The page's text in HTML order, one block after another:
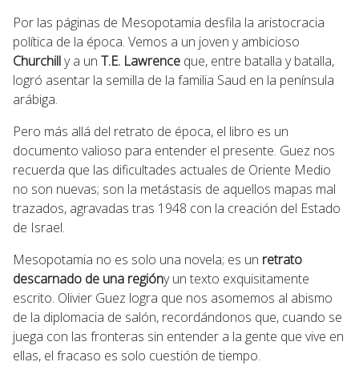
Por las páginas de Mesopotamia desfila la aristocracia
política de la época. Vemos a un joven y ambicioso
Churchilly a un T.E. Lawrence que, entre batalla y batalla,
logró asentar la semilla de la familia Saud en la península
arábiga.
Pero más allá del retrato de época, el libro es un
documento valioso para entender el presente. Guez nos
recuerda que las dificultades actuales de Oriente Medio
no son nuevas; son la metástasis de aquellos mapas mal
trazados, agravadas tras 1948 con la creación del Estado
de Israel.
Mesopotamia no es solo una novela; es un retrato
descarnado de una regióny un texto exquisitamente
escrito. Olivier Guez logra que nos asomemos al abismo
de la diplomacia de salón, recordándonos que, cuando se
juega con las fronteras sin entender a la gente que vive en
ellas, el fracaso es solo cuestión de tiempo.